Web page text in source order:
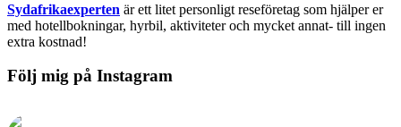
Sydafrikaexperten är ett litet personligt reseföretag som hjälper er
med hotellbokningar, hyrbil, aktiviteter och mycket annat- till ingen
extra kostnad!
Följ mig på Instagram